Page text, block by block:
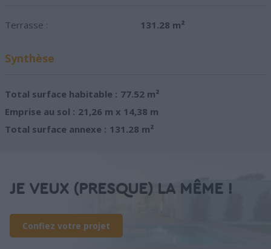
Terrasse : 131.28 m²
Synthèse
Total surface habitable : 77.52 m²
Emprise au sol : 21,26 m x 14,38 m
Total surface annexe : 131.28 m²
JE VEUX (PRESQUE) LA MÊME !
Confiez votre projet